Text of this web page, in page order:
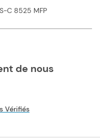
C 8525 MFP
de nous
Vérifiés